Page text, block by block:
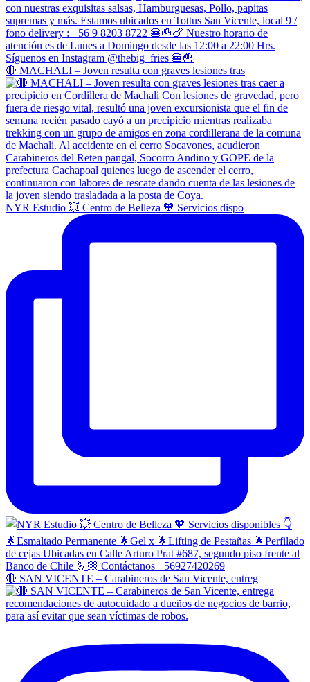
🔴 MACHALI – Joven resulta con graves lesiones tras
NYR Estudio 💥 Centro de Belleza 🧡 Servicios dispo
🔴 SAN VICENTE – Carabineros de San Vicente, entreg